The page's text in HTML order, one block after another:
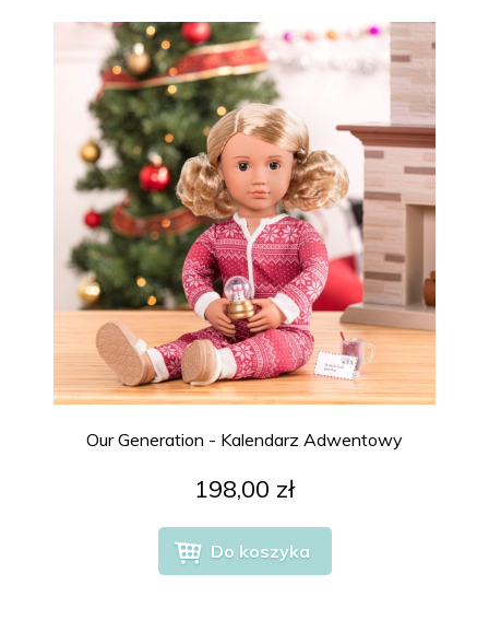
Our Generation - Kalendarz Adwentowy
198,00 zł
Do koszyka